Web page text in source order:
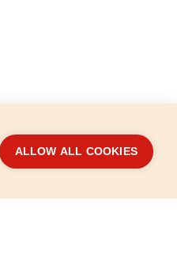
ALLOW ALL COOKIES